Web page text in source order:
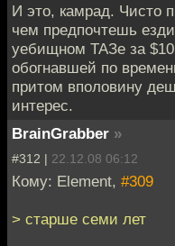
И это, камрад. Чисто
чем предпочтешь
уебищном ТАЗе за
обогнавшей по
притом вполовину
интерес.
BrainGrabber »
#312 | 22.12.08 06:12
Кому: Element, #309
> старше семи лет